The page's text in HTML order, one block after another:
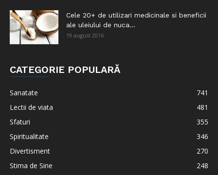
Cele 20+ de utilizari medicinale si beneficii
ale uleiului de nuca...
19 august 2016
CATEGORIE POPULARĂ
Sanatate
741
Lectii de viata
481
Sfaturi
355
Spiritualitate
346
Divertisment
270
Stima de Sine
248